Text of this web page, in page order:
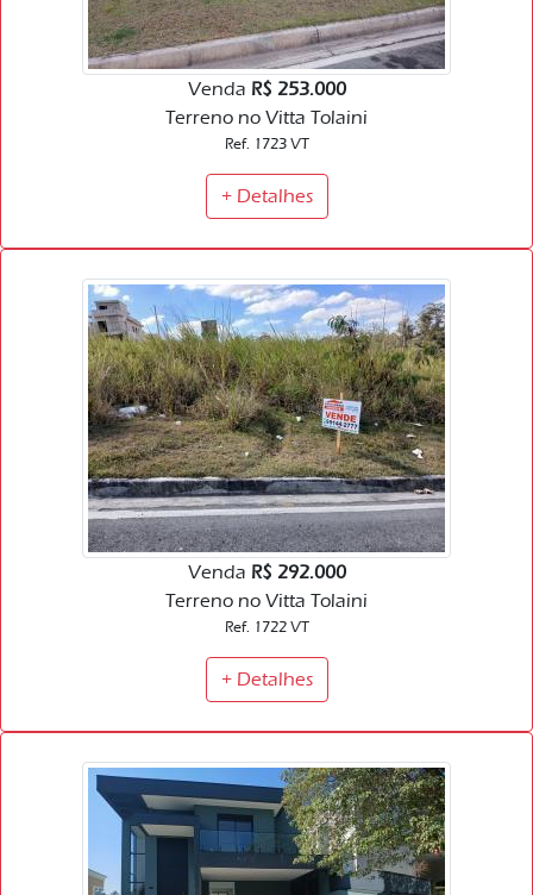
Venda R$ 253.000
Terreno no Vitta Tolaini
Ref. 1723 VT
+ Detalhes
Venda R$ 292.000
Terreno no Vitta Tolaini
Ref. 1722 VT
+ Detalhes